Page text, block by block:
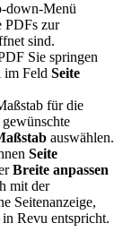
down-Menü
PDFs zur
sind.
Sie springen
im Feld Seite
für die
auswählen.
Seite
Breite anpassen
mit der
Seitenanzeige,
in Revu entspricht.